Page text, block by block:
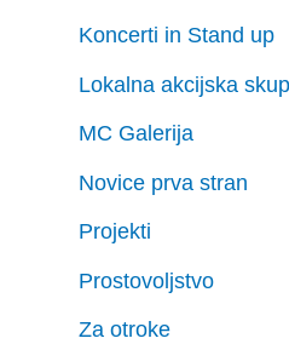
Koncerti in Stand up
Lokalna akcijska
MC Galerija
Novice prva stran
Projekti
Prostovoljstvo
Za otroke